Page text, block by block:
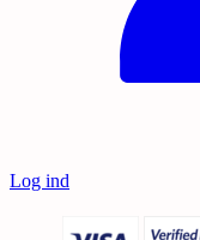
Log ind